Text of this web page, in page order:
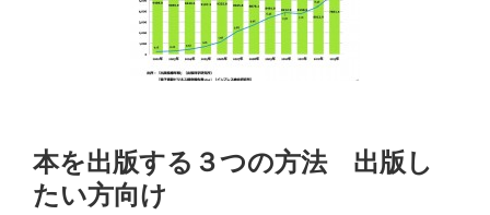
本を出版する３つの方法 出版し
たい方向け